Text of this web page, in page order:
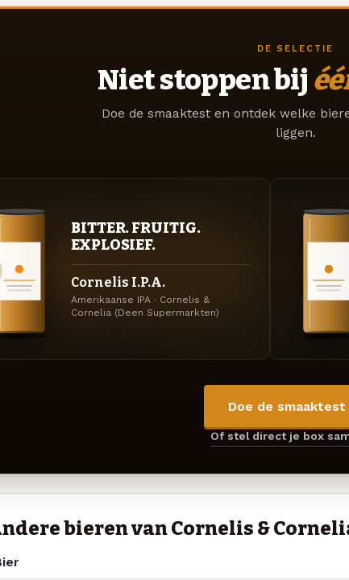
DE SELECTIE
Niet stoppen bij
Doe de smaaktest en ontdek welke
liggen.
BITTER. FRUITIG.
EXPLOSIEF.
Cornelis I.P.A.
Amerikaanse IPA · Cornelis &
Cornelia (Deen Supermarkten)
Doe de
Of stel direct je box
bieren van Cornelis &